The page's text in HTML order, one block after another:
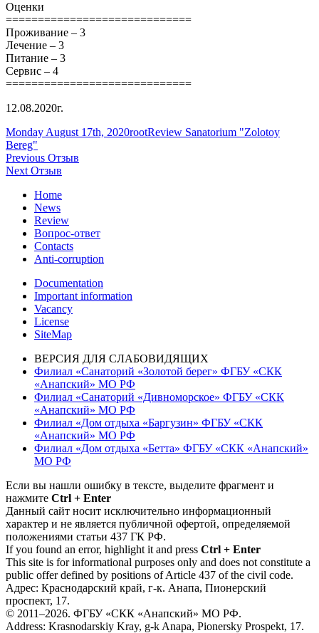
Оценки
=============================
Проживание – 3
Лечение – 3
Питание – 3
Сервис – 4
=============================
12.08.2020г.
Posted
on
Monday August 17th, 2020Author
rootCategories
Review Sanatorium "Zolotoy
Bereg"
Post
navigation
Previous Previous
post:
Отзыв
Next Next
Отзыв
Home
News
Review
Вопрос-ответ
Contacts
Anti-corruption
Documentation
Important information
Vacancy
License
SiteMap
ВЕРСИЯ ДЛЯ СЛАБОВИДЯЩИХ
Филиал «Санаторий «Золотой берег» ФГБУ «СКК
«Анапский» МО РФ
Филиал «Санаторий «Дивноморское» ФГБУ «СКК
«Анапский» МО РФ
Филиал «Дом отдыха «Баргузин» ФГБУ «СКК
«Анапский» МО РФ
Филиал «Дом отдыха «Бетта» ФГБУ «СКК «Анапский»
МО РФ
Если вы нашли ошибку в тексте, выделите фрагмент и
нажмите Ctrl + Enter
Данный сайт носит исключительно информационный
характер и не является публичной офертой, определяемой
положениями статьи 437 ГК РФ.
If you found an error, highlight it and press Ctrl + Enter
This site is for informational purposes only and does not constitute a
public offer defined by positions of Article 437 of the civil code.
Адрес: Краснодарский край, г-к. Анапа, Пионерский
проспект, 17.
© 2011–2026. ФГБУ «СКК «Анапский» МО РФ.
Address: Krasnodarskiy Kray, g-k Anapa, Pionersky Prospekt, 17.